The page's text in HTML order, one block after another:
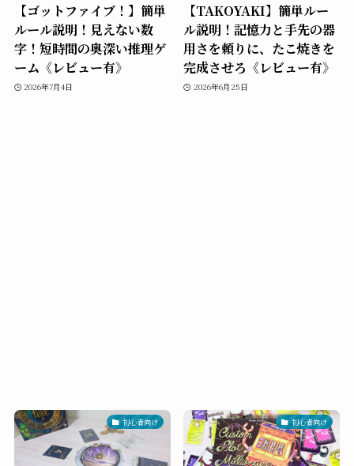
【ゴットファイブ！】簡単
ルール説明！見えない数
字！短時間の奥深い推理ゲ
ーム《レビュー有》
2026年7月4日
【TAKOYAKI】簡単ルー
ル説明！記憶力と手先の器
用さを頼りに、たこ焼きを
完成させろ《レビュー有》
2026年6月25日
初心者向け 初心者向け